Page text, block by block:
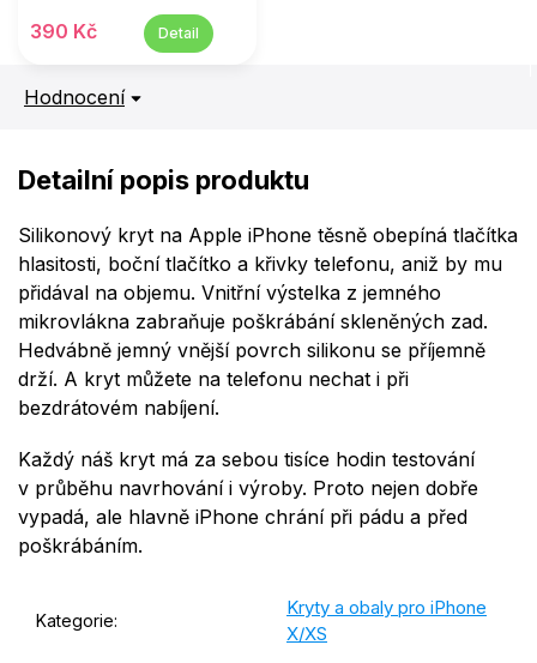
390 Kč Detail
Hodnocení
Detailní popis produktu
Silikonový kryt na Apple iPhone těsně obepíná tlačítka
hlasitosti, boční tlačítko a křivky telefonu, aniž by mu
přidával na objemu. Vnitřní výstelka z jemného
mikrovlákna zabraňuje poškrábání skleněných zad.
Hedvábně jemný vnější povrch silikonu se příjemně
drží. A kryt můžete na telefonu nechat i při
bezdrátovém nabíjení.
Každý náš kryt má za sebou tisíce hodin testování
v průběhu navrhování i výroby. Proto nejen dobře
vypadá, ale hlavně iPhone chrání při pádu a před
poškrábáním.
Kategorie:
Kryty a obaly pro iPhone
X/XS